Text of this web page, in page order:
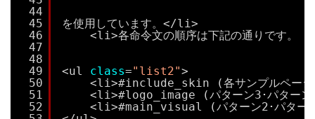
44
45
46
47
48
49
50
51
52
を使用しています。</li>
<li>各命令文の順序は下記の通りです。
<ul class="list2">
<li>#include_skin (各サンプルペー
<li>#logo_image (パターン3･パター
<li>#main_visual (パターン2･パタ